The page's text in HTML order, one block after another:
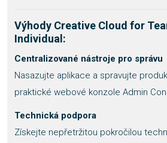
Výhody Creative Cloud for
Individual:
Centralizované nástroje pro správu
Nasazujte aplikace a spravujte
praktické webové konzole Admin
Technická podpora
Získejte nepřetržitou pokročilou